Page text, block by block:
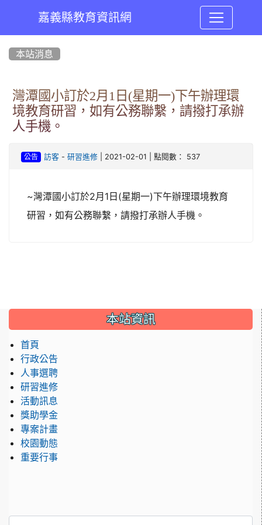
嘉義縣教育資訊網
本站消息
灣潭國小訂於2月1日(星期一)下午辦理環
境教育研習，如有公務聯繫，請撥打承辦
人手機。
公告 訪客- 研習進修| 2021-02-01 | 點閱數： 537
~灣潭國小訂於2月1日(星期一)下午辦理環境教育
研習，如有公務聯繫，請撥打承辦人手機。
::: 本站資訊
首頁
行政公告
人事選聘
研習進修
活動訊息
獎助學金
專案計畫
校園動態
重要行事